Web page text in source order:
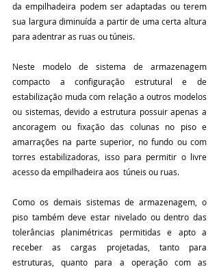
da empilhadeira podem ser adaptadas ou terem
sua largura diminuída a partir de uma certa altura
para adentrar as ruas ou túneis.
Neste modelo de sistema de armazenagem
compacto a configuração estrutural e de
estabilização muda com relação a outros modelos
ou sistemas, devido a estrutura possuir apenas a
ancoragem ou fixação das colunas no piso e
amarrações na parte superior, no fundo ou com
torres estabilizadoras, isso para permitir o livre
acesso da empilhadeira aos  túneis ou ruas.
Como os demais sistemas de armazenagem, o
piso também deve estar nivelado ou dentro das
tolerâncias planimétricas permitidas e apto a
receber as cargas projetadas, tanto para
estruturas, quanto para a operação com as